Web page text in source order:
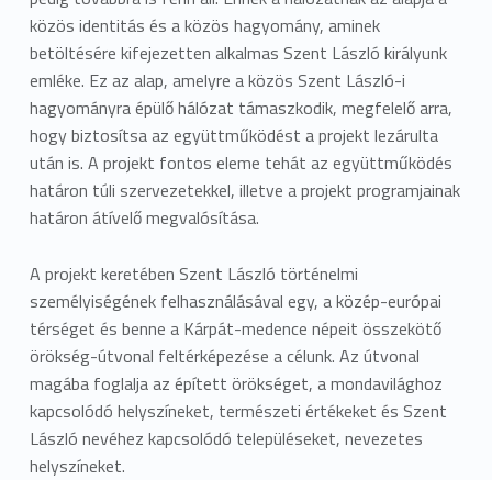
közös identitás és a közös hagyomány, aminek
betöltésére kifejezetten alkalmas Szent László királyunk
emléke. Ez az alap, amelyre a közös Szent László-i
hagyományra épülő hálózat támaszkodik, megfelelő arra,
hogy biztosítsa az együttműködést a projekt lezárulta
után is. A projekt fontos eleme tehát az együttműködés
határon túli szervezetekkel, illetve a projekt programjainak
határon átívelő megvalósítása.
A projekt keretében Szent László történelmi
személyiségének felhasználásával egy, a közép-európai
térséget és benne a Kárpát-medence népeit összekötő
örökség-útvonal feltérképezése a célunk. Az útvonal
magába foglalja az épített örökséget, a mondavilághoz
kapcsolódó helyszíneket, természeti értékeket és Szent
László nevéhez kapcsolódó településeket, nevezetes
helyszíneket.